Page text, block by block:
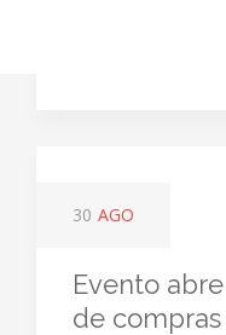
30 AGO
Evento
de